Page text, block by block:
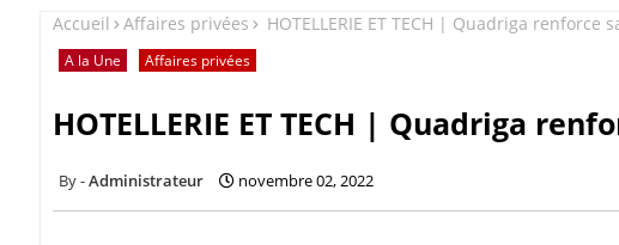
Accueil Affaires privées HOTELLERIE ET TECH | Quadriga renforce
A la Une Affaires privées
HOTELLERIE ET TECH | Quadriga
Administrateur novembre 02, 2022